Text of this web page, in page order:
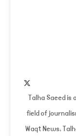
Talha Saeed
field of
Waqt News,